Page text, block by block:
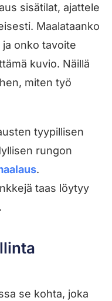
sisätilat, ajattele
Maalataanko
onko tavoite
kuvio. Näillä
miten työ
tyypillisen
rungon
.
taas löytyy
se kohta, joka